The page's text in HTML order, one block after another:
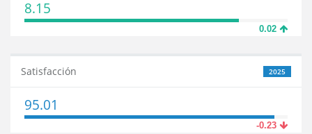
8.15
0.02
2025
Satisfacción
95.01
-0.23